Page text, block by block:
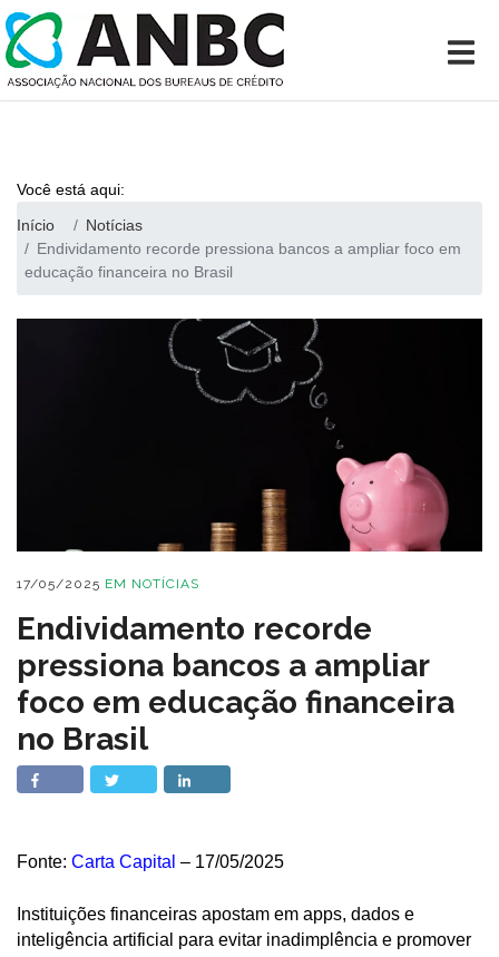
Você está aqui:
Início
Notícias
Endividamento recorde pressiona bancos a ampliar foco em
educação financeira no Brasil
17/05/2025 EM NOTÍCIAS
Endividamento recorde
pressiona bancos a ampliar
foco em educação financeira
no Brasil
Fonte: Carta Capital – 17/05/2025
Instituições financeiras apostam em apps, dados e
inteligência artificial para evitar inadimplência e promover